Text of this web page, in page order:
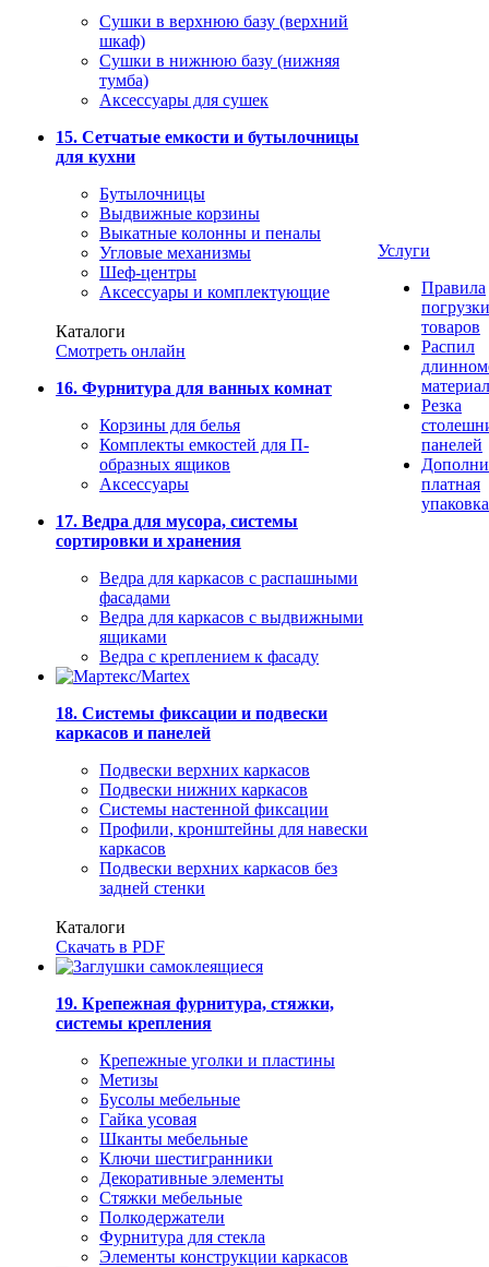
Сушки в верхнюю базу (верхний
шкаф)
Сушки в нижнюю базу (нижняя
тумба)
Аксессуары для сушек
15. Сетчатые емкости и бутылочницы
для кухни
Бутылочницы
Выдвижные корзины
Выкатные колонны и пеналы
Угловые механизмы
Шеф-центры
Аксессуары и комплектующие
Каталоги
Смотреть онлайн
16. Фурнитура для ванных комнат
Корзины для белья
Комплекты емкостей для П-
образных ящиков
Аксессуары
17. Ведра для мусора, системы
сортировки и хранения
Ведра для каркасов с распашными
фасадами
Ведра для каркасов с выдвижными
ящиками
Ведра с креплением к фасаду
18. Системы фиксации и подвески
каркасов и панелей
Подвески верхних каркасов
Подвески нижних каркасов
Системы настенной фиксации
Профили, кронштейны для навески
каркасов
Подвески верхних каркасов без
задней стенки
Каталоги
Скачать в PDF
19. Крепежная фурнитура, стяжки,
системы крепления
Крепежные уголки и пластины
Метизы
Бусолы мебельные
Гайка усовая
Шканты мебельные
Ключи шестигранники
Декоративные элементы
Стяжки мебельные
Полкодержатели
Фурнитура для стекла
Элементы конструкции каркасов
Услуги
Правила
погрузки
товаров
Распил
Резка
панелей
платная
упаковка